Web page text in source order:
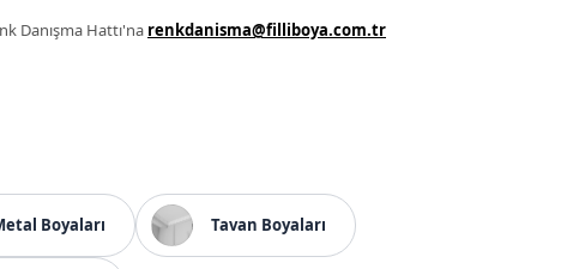
Danışma Hattı'na renkdanisma@filliboya.com.tr
Boyaları Tavan Boyaları